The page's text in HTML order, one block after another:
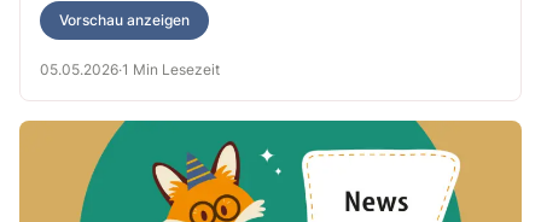
Vorschau anzeigen
05.05.2026·1 Min Lesezeit